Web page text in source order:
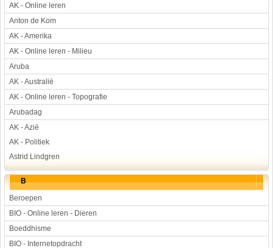
Hulp aan mensen
Kunst en muziek
Landbouw, veeteelt, visserij
Landen en volken
Lichaam en gezondheid
Natuur en milieu
Personen
Verkeer en vervoer
Vroeger
Wetenschap en techniek
AK - Online leren
Anton de Kom
AK - Amerika
AK - Online leren - Milieu
Aruba
AK - Australië
AK - Online leren - Topografie
Arubadag
AK - Azië
AK - Politiek
Astrid Lindgren
B
Beroepen
BIO - Online leren - Dieren
Boeddhisme
BIO - Internetopdracht